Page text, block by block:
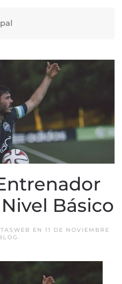
Básico
EN 11 DE NOVIEMBRE
.